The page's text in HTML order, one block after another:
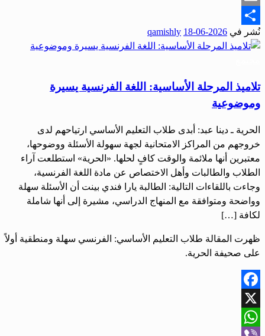
Email
Share
نُشر في 2026-06-18
qamishly
تلاميذ المرحلة الأساسية: اللغة الفرنسية يسيرة
وموضوعية
الحرية ـ دينا عبد: أبدى طلاب التعليم الأساسي ارتياحهم لدى
خروجهم من المراكز الامتحانية لجهة سهولة الأسئلة ووضوحها،
معتبرين أنها ملائمة والوقت كافٍ لحلها. «الحرية» استطلعت آراء
الطلاب والطالبات وأهل الاختصاص عن مادة اللغة الفرنسية،
وجاءت باللقاءات التالية: الطالبة يارا فندي بينت أن الأسئلة سهلة
وواضحة ومتوافقة مع المنهاج الدراسي، مشيرة إلى أنها شاملة
لكافة […]
ظهرت المقالة طلاب التعليم الأساسي: الفرنسي سهلة ومنطقية أولاً
على صحيفة الحرية.
Facebook
X